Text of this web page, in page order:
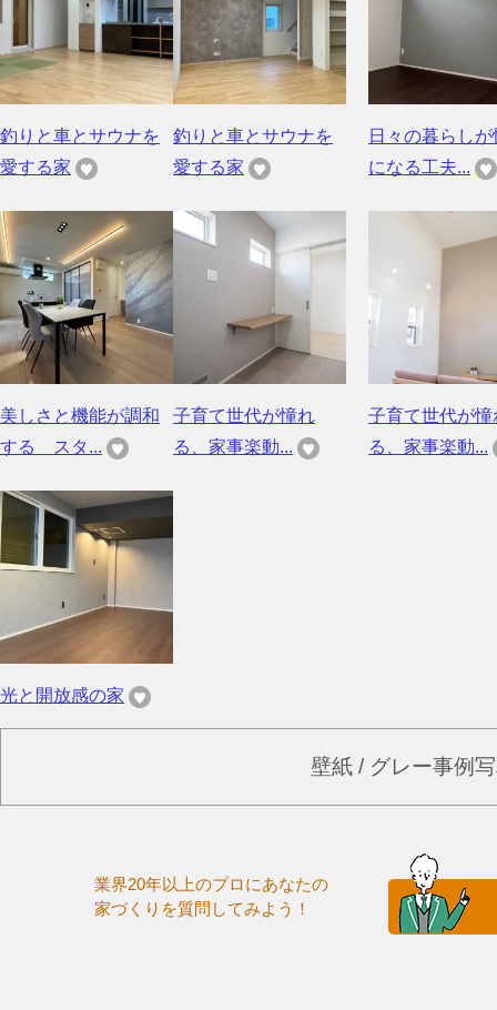
釣りと車とサウナを
愛する家
釣りと車とサウナを
愛する家
日々の暮らしが
になる工夫...
美しさと機能が調和
する スタ...
子育て世代が憧れ
る、家事楽動...
子育て世代が憧
る、家事楽動...
光と開放感の家
壁紙 / グレー事例
業界20年以上のプロにあなたの
家づくりを質問してみよう！